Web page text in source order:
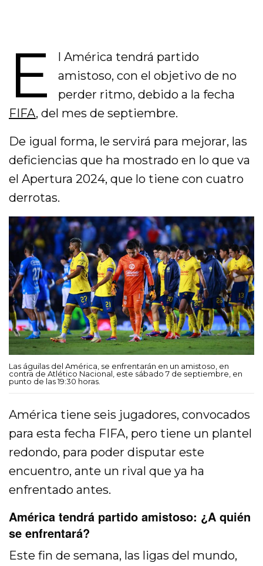
E
l América tendrá partido
amistoso, con el objetivo de no
perder ritmo, debido a la fecha
FIFA, del mes de septiembre.
De igual forma, le servirá para mejorar, las
deficiencias que ha mostrado en lo que va
el Apertura 2024, que lo tiene con cuatro
derrotas.
Las águilas del América, se enfrentarán en un amistoso, en
contra de Atlético Nacional, este sábado 7 de septiembre, en
punto de las 19:30 horas.
América tiene seis jugadores, convocados
para esta fecha FIFA, pero tiene un plantel
redondo, para poder disputar este
encuentro, ante un rival que ya ha
enfrentado antes.
América tendrá partido amistoso: ¿A quién
se enfrentará?
Este fin de semana, las ligas del mundo,